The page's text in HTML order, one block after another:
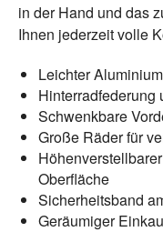
in der Hand und das
Ihnen jederzeit volle
Leichter
Hinterradfederung
Schwenkbare
Große Räder für
Oberfläche
Sicherheitsband
Geräumiger